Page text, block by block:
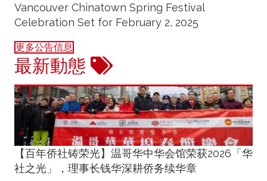
Vancouver Chinatown Spring Festival
Celebration Set for February 2, 2025
更多公告信息
最新動態
【百年侨社铸荣光】温哥华中华会馆荣获2026「华
社之光」，理事长钱华深耕侨务续华章